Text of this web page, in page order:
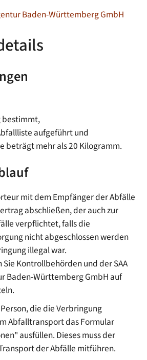
Baden-Württemberg GmbH
bestimmt,
aufgeführt und
beträgt mehr als 20 Kilogramm.
mit dem Empfänger der Abfälle
abschließen, der auch zur
verpflichtet, falls die
nicht abgeschlossen werden
illegal war.
Sie Kontrollbehörden und der SAA
Baden-Württemberg GmbH auf
die die Verbringung
Abfalltransport das Formular
ausfüllen. Dieses muss der
der Abfälle mitführen.